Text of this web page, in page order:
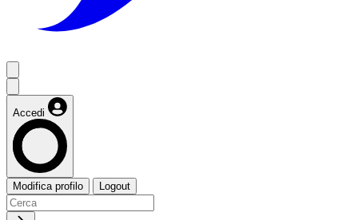
Accedi
Modifica profilo Logout